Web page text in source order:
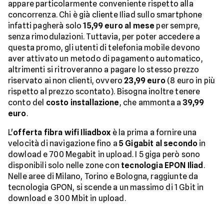
appare particolarmente conveniente rispetto alla
concorrenza. Chi è già cliente Iliad sullo smartphone
infatti pagherà solo15,99 euro al mese per sempre,
senza rimodulazioni. Tuttavia, per poter accedere a
questa promo, gli utenti di telefonia mobile devono
aver attivato un metodo di pagamento automatico,
altrimenti si ritroveranno a pagare lo stesso prezzo
riservato ai non clienti, ovvero23,99 euro(8 euro in più
rispetto al prezzo scontato). Bisogna inoltre tenere
conto del costo installazione, che ammonta a 39,99
euro.
L'offerta fibra wifi Iliadbox è la prima a fornire una
velocità di navigazione fino a 5 Gigabit al secondo in
dowload e 700 Megabit in upload. I 5 giga però sono
disponibili solo nelle zone con tecnologia EPON Iliad .
Nelle aree di Milano, Torino e Bologna, raggiunte da
tecnologia GPON, si scende a un massimo di 1 Gbit in
download e 300 Mbit in upload.